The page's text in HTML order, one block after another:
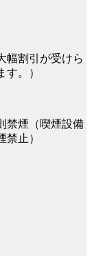
幅割引が受けら
。）
禁煙（喫煙設備
止）